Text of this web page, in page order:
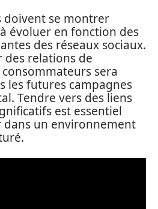
doivent se montrer
évoluer en fonction des
des réseaux sociaux.
des relations de
sera
les futures campagnes
Tendre vers des liens
est essentiel
un environnement